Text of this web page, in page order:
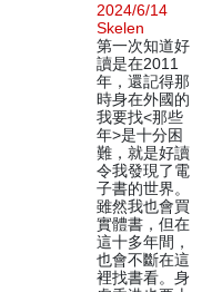
2024/6/14
Skelen
第一次知道好
讀是在2011
年，還記得那
時身在外國的
我要找<那些
年>是十分困
難，就是好讀
令我發現了電
子書的世界。
雖然我也會買
實體書，但在
這十多年間，
也會不斷在這
裡找書看。身